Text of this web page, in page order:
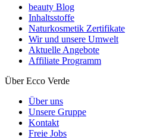
beauty Blog
Inhaltsstoffe
Naturkosmetik Zertifikate
Wir und unsere Umwelt
Aktuelle Angebote
Affiliate Programm
Über Ecco Verde
Über uns
Unsere Gruppe
Kontakt
Freie Jobs